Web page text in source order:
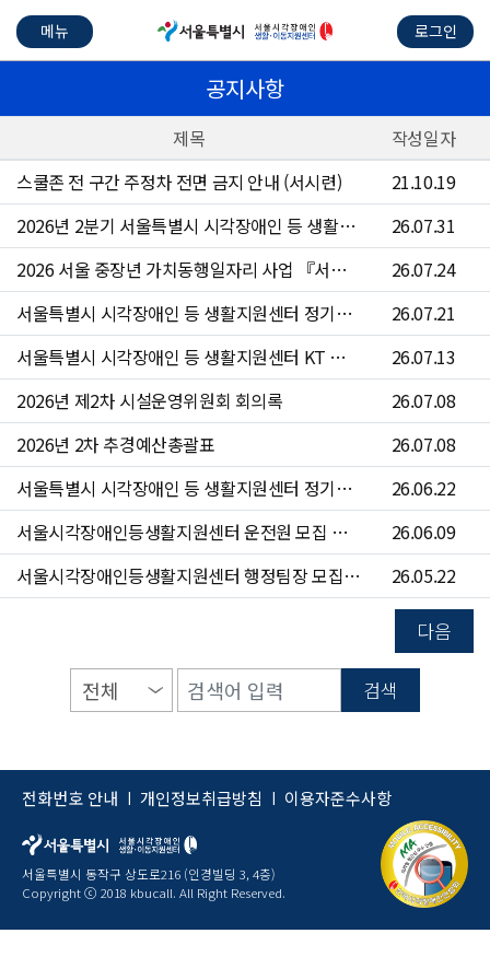
메뉴 로그인
공지사항
제목
작성일자
스쿨존 전 구간 주정차 전면 금지 안내 (서시련)
21.10.19
2026년 2분기 서울특별시 시각장애인 등 생활지원센터 수의계약 현황
26.07.31
2026 서울 중장년 가치동행일자리 사업 『서울시각장애인등생활지원센터 운전원』참여자 4차 모집 공고문
26.07.24
서울특별시 시각장애인 등 생활지원센터 정기점검 안내
26.07.21
서울특별시 시각장애인 등 생활지원센터 KT 문자 서비스 점검 안내
26.07.13
2026년 제2차 시설운영위원회 회의록
26.07.08
2026년 2차 추경예산총괄표
26.07.08
서울특별시 시각장애인 등 생활지원센터 정기점검 안내
26.06.22
서울시각장애인등생활지원센터 운전원 모집 공고(~6/24)
26.06.09
서울시각장애인등생활지원센터 행정팀장 모집 공고(~6/7)
26.05.22
다음
검색
전화번호 안내 | 개인정보취급방침 | 이용자준수사항
서울특별시 동작구 상도로216 (인경빌딩 3, 4층)
Copyright ⓒ 2018 kbucall. All Right Reserved.